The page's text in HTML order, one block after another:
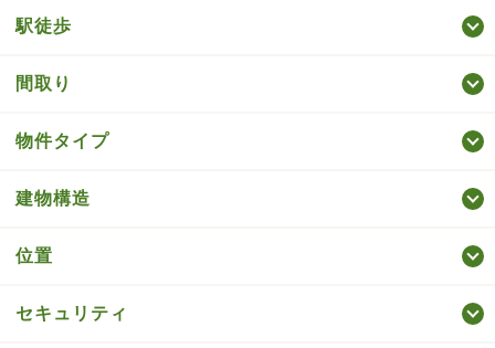
駅徒歩
間取り
物件タイプ
建物構造
位置
セキュリティ